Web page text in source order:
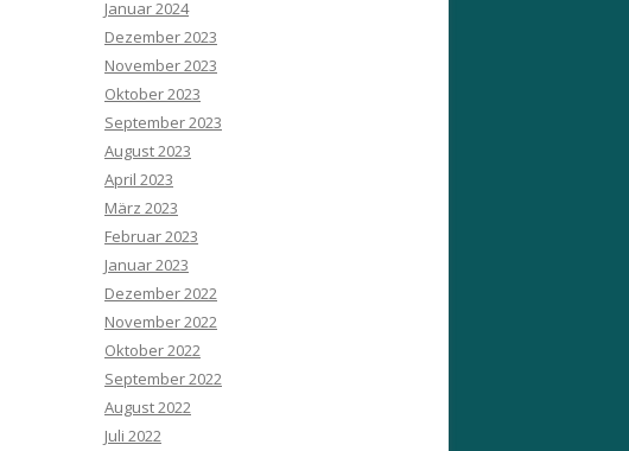
Januar 2024
Dezember 2023
November 2023
Oktober 2023
September 2023
August 2023
April 2023
März 2023
Februar 2023
Januar 2023
Dezember 2022
November 2022
Oktober 2022
September 2022
August 2022
Juli 2022